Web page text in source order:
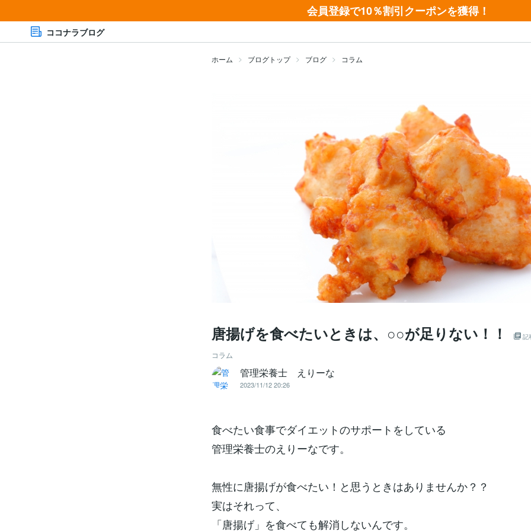
会員登録で10％割引クーポンを獲得！
ココナラブログ
ホーム ブログトップ ブログ コラム
唐揚げを食べたいときは、○○が足りない！！ 記
コラム
管理栄養士 えりーな
2023/11/12 20:26
食べたい食事でダイエットのサポートをしている
管理栄養士のえりーなです。
無性に唐揚げが食べたい！と思うときはありませんか？？
実はそれって、
「唐揚げ」を食べても解消しないんです。